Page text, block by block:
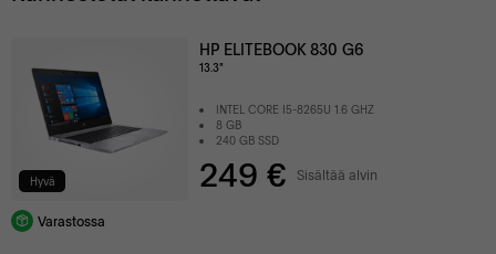
Hyvä
HP ELITEBOOK 830 G6
13.3"
INTEL CORE I5-8265U 1.6 GHZ
8 GB
240 GB SSD
249 € Sisältää alvin
Varastossa